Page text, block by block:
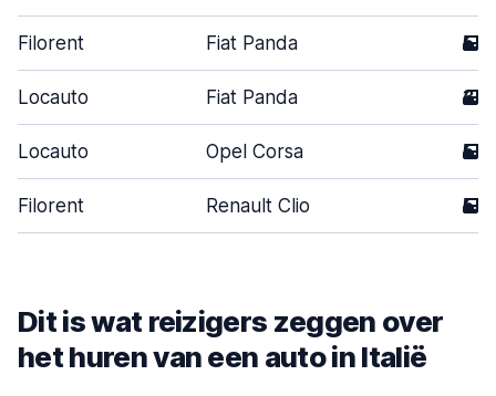
Filorent Fiat Panda 5
Locauto Fiat Panda 3
Locauto Opel Corsa 5
Filorent Renault Clio 5
Dit is wat reizigers zeggen over
het huren van een auto in Italië